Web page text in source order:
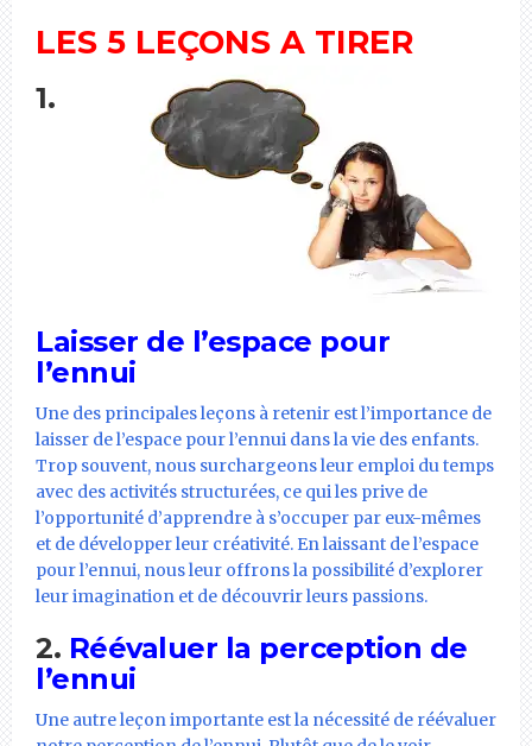
LES 5 LEÇONS A TIRER
1.
Laisser de l’espace pour
l’ennui
Une des principales leçons à retenir est l’importance de
laisser de l’espace pour l’ennui dans la vie des enfants.
Trop souvent, nous surchargeons leur emploi du temps
avec des activités structurées, ce qui les prive de
l’opportunité d’apprendre à s’occuper par eux-mêmes
et de développer leur créativité. En laissant de l’espace
pour l’ennui, nous leur offrons la possibilité d’explorer
leur imagination et de découvrir leurs passions.
2. Réévaluer la perception de
l’ennui
Une autre leçon importante est la nécessité de réévaluer